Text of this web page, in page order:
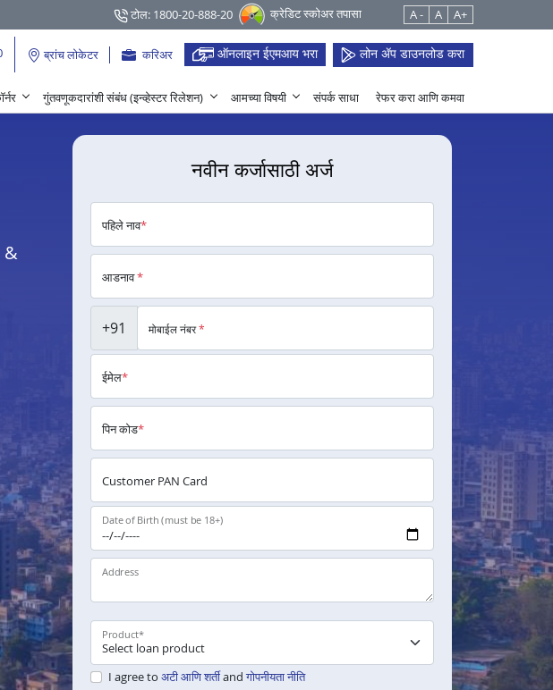
टोल: 1800-20-888-20 क्रेडिट स्कोअर तपासा A - A A+
ब्रांच लोकेटर करिअर ऑनलाइन ईएमआय भरा लोन ॲप डाउनलोड करा
गुंतवणूकदारांशी संबंध (इन्व्हेस्टर रिलेशन) आमच्या विषयी संपर्क साधा रेफर करा आणि कमवा
&
नवीन कर्जासाठी अर्ज
पहिले नाव*
आडनाव*
+91 मोबाईल नंबर*
ईमेल*
पिन कोड*
Customer PAN Card
Date of Birth (must be 18+)
Address
Product*
I agree to अटी आणि शर्तीand गोपनीयता नीति